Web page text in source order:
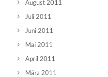
August 2011
Juli 2011
Juni 2011
Mai 2011
April 2011
März 2011